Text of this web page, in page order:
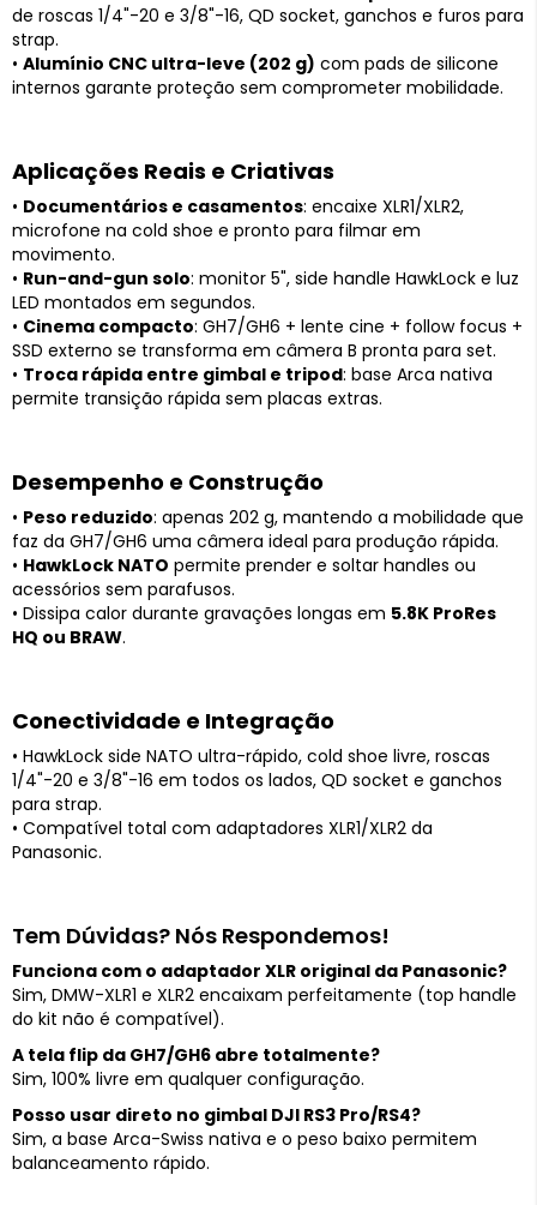
de roscas 1/4"-20 e 3/8"-16, QD socket, ganchos e furos para
strap.
• Alumínio CNC ultra-leve (202 g) com pads de silicone
internos garante proteção sem comprometer mobilidade.
Aplicações Reais e Criativas
• Documentários e casamentos: encaixe XLR1/XLR2,
microfone na cold shoe e pronto para filmar em
movimento.
• Run-and-gun solo: monitor 5", side handle HawkLock e luz
LED montados em segundos.
• Cinema compacto: GH7/GH6 + lente cine + follow focus +
SSD externo se transforma em câmera B pronta para set.
• Troca rápida entre gimbal e tripod: base Arca nativa
permite transição rápida sem placas extras.
Desempenho e Construção
• Peso reduzido: apenas 202 g, mantendo a mobilidade que
faz da GH7/GH6 uma câmera ideal para produção rápida.
• HawkLock NATO permite prender e soltar handles ou
acessórios sem parafusos.
• Dissipa calor durante gravações longas em 5.8K ProRes
HQ ou BRAW.
Conectividade e Integração
• HawkLock side NATO ultra-rápido, cold shoe livre, roscas
1/4"-20 e 3/8"-16 em todos os lados, QD socket e ganchos
para strap.
• Compatível total com adaptadores XLR1/XLR2 da
Panasonic.
Tem Dúvidas? Nós Respondemos!
Funciona com o adaptador XLR original da Panasonic?
Sim, DMW-XLR1 e XLR2 encaixam perfeitamente (top handle
do kit não é compatível).
A tela flip da GH7/GH6 abre totalmente?
Sim, 100% livre em qualquer configuração.
Posso usar direto no gimbal DJI RS3 Pro/RS4?
Sim, a base Arca-Swiss nativa e o peso baixo permitem
balanceamento rápido.